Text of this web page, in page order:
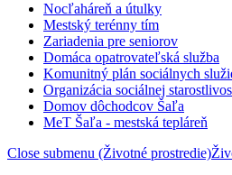
Nocľaháreň a útulky
Mestský terénny tím
Zariadenia pre seniorov
Domáca opatrovateľská služba
Komunitný plán sociálnych
Organizácia sociálnej
Domov dôchodcov Šaľa
MeT Šaľa - mestská tepláreň
Close submenu (Životné prostredie)